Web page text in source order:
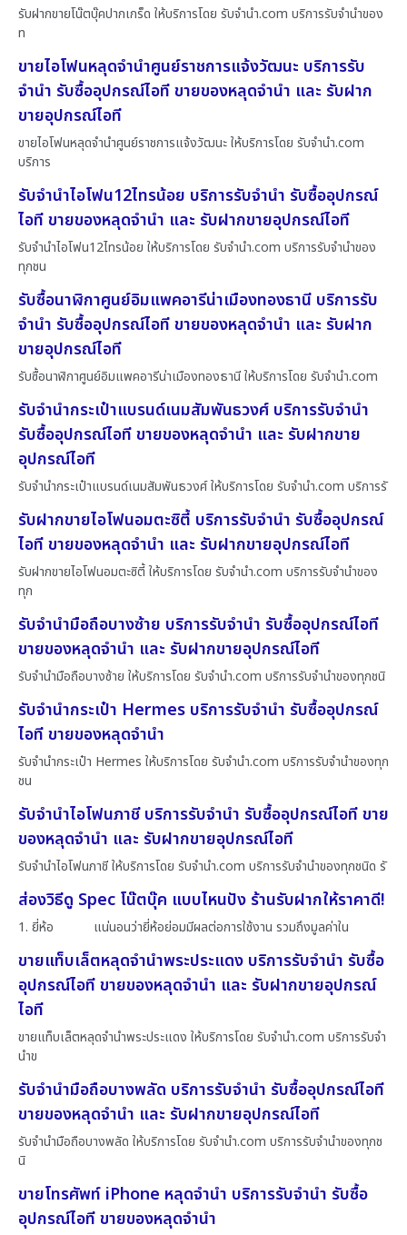
รับฝากขายโน๊ตบุ๊คปากเกร็ด ให้บริการโดย รับจํานํา.com บริการรับจำนำของ
ท
ขายไอโฟนหลุดจำนำศูนย์ราชการแจ้งวัฒนะ บริการรับ
จำนำ รับซื้ออุปกรณ์ไอที ขายของหลุดจำนำ และ รับฝาก
ขายอุปกรณ์ไอที
ขายไอโฟนหลุดจำนำศูนย์ราชการแจ้งวัฒนะ ให้บริการโดย รับจํานํา.com
บริการ
รับจำนำไอโฟน12ไทรน้อย บริการรับจำนำ รับซื้ออุปกรณ์
ไอที ขายของหลุดจำนำ และ รับฝากขายอุปกรณ์ไอที
รับจำนำไอโฟน12ไทรน้อย ให้บริการโดย รับจํานํา.com บริการรับจำนำของ
ทุกชน
รับซื้อนาฬิกาศูนย์อิมแพคอารีน่าเมืองทองธานี บริการรับ
จำนำ รับซื้ออุปกรณ์ไอที ขายของหลุดจำนำ และ รับฝาก
ขายอุปกรณ์ไอที
รับซื้อนาฬิกาศูนย์อิมแพคอารีน่าเมืองทองธานี ให้บริการโดย รับจํานํา.com
รับจำนำกระเป๋าแบรนด์เนมสัมพันธวงศ์ บริการรับจำนำ
รับซื้ออุปกรณ์ไอที ขายของหลุดจำนำ และ รับฝากขาย
อุปกรณ์ไอที
รับจำนำกระเป๋าแบรนด์เนมสัมพันธวงศ์ ให้บริการโดย รับจํานํา.com บริการรั
รับฝากขายไอโฟนอมตะซิตี้ บริการรับจำนำ รับซื้ออุปกรณ์
ไอที ขายของหลุดจำนำ และ รับฝากขายอุปกรณ์ไอที
รับฝากขายไอโฟนอมตะซิตี้ ให้บริการโดย รับจํานํา.com บริการรับจำนำของ
ทุก
รับจำนำมือถือบางซ้าย บริการรับจำนำ รับซื้ออุปกรณ์ไอที
ขายของหลุดจำนำ และ รับฝากขายอุปกรณ์ไอที
รับจำนำมือถือบางซ้าย ให้บริการโดย รับจํานํา.com บริการรับจำนำของทุกชนิ
รับจำนำกระเป๋า Hermes บริการรับจำนำ รับซื้ออุปกรณ์
ไอที ขายของหลุดจำนำ
รับจำนำกระเป๋า Hermes ให้บริการโดย รับจํานํา.com บริการรับจำนำของทุก
ชน
รับจำนำไอโฟนภาชี บริการรับจำนำ รับซื้ออุปกรณ์ไอที ขาย
ของหลุดจำนำ และ รับฝากขายอุปกรณ์ไอที
รับจำนำไอโฟนภาชี ให้บริการโดย รับจํานํา.com บริการรับจำนำของทุกชนิด รั
ส่องวิธีดู Spec โน๊ตบุ๊ค แบบไหนปัง ร้านรับฝากให้ราคาดี!
1. ยี่ห้อ แน่นอนว่ายี่ห้อย่อมมีผลต่อการใช้งาน รวมถึงมูลค่าใน
ขายแท็บเล็ตหลุดจำนำพระประแดง บริการรับจำนำ รับซื้อ
อุปกรณ์ไอที ขายของหลุดจำนำ และ รับฝากขายอุปกรณ์
ไอที
ขายแท็บเล็ตหลุดจำนำพระประแดง ให้บริการโดย รับจํานํา.com บริการรับจำ
นำข
รับจำนำมือถือบางพลัด บริการรับจำนำ รับซื้ออุปกรณ์ไอที
ขายของหลุดจำนำ และ รับฝากขายอุปกรณ์ไอที
รับจำนำมือถือบางพลัด ให้บริการโดย รับจํานํา.com บริการรับจำนำของทุกช
นิ
ขายโทรศัพท์ iPhone หลุดจำนำ บริการรับจำนำ รับซื้อ
อุปกรณ์ไอที ขายของหลุดจำนำ